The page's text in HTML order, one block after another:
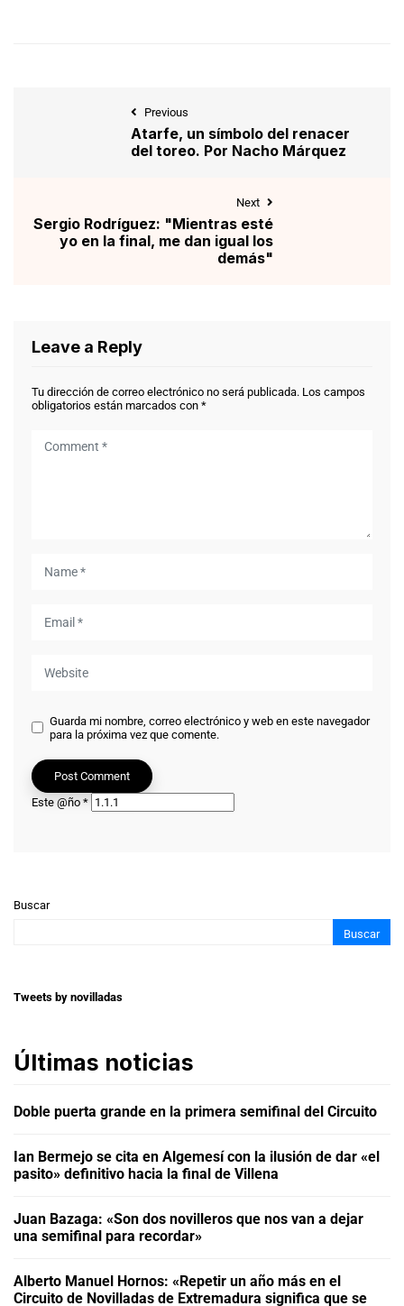
Previous
Atarfe, un símbolo del renacer
del toreo. Por Nacho Márquez
Next
Sergio Rodríguez: "Mientras esté
yo en la final, me dan igual los
demás"
Leave a Reply
Tu dirección de correo electrónico no será publicada. Los campos
obligatorios están marcados con *
Guarda mi nombre, correo electrónico y web en este navegador
para la próxima vez que comente.
Este @ño *
Buscar
Buscar
Tweets by novilladas
Últimas noticias
Doble puerta grande en la primera semifinal del Circuito
Ian Bermejo se cita en Algemesí con la ilusión de dar «el
pasito» definitivo hacia la final de Villena
Juan Bazaga: «Son dos novilleros que nos van a dejar
una semifinal para recordar»
Alberto Manuel Hornos: «Repetir un año más en el
Circuito de Novilladas de Extremadura significa que se